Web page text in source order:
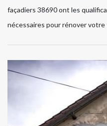
façadiers 38690 ont les
nécessaires pour rénover votre